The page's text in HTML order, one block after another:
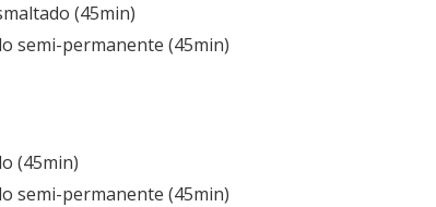
(45min)
semi-permanente (45min)
(45min)
semi-permanente (45min)